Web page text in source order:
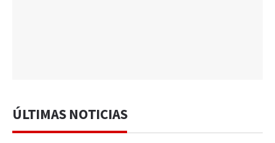
ÚLTIMAS NOTICIAS